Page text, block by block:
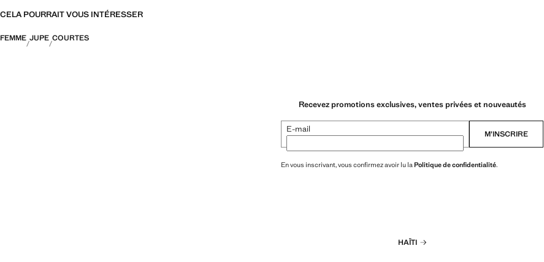
CELA POURRAIT VOUS INTÉRESSER
FEMME JUPE COURTES
Recevez promotions exclusives, ventes privées et nouveautés
E-mail M’INSCRIRE
En vous inscrivant, vous confirmez avoir lu laPolitique de confidentialité.
HAÏTI